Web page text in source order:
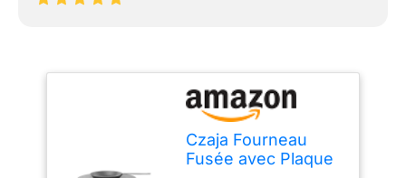
Czaja Fourneau
Fusée avec Plaque